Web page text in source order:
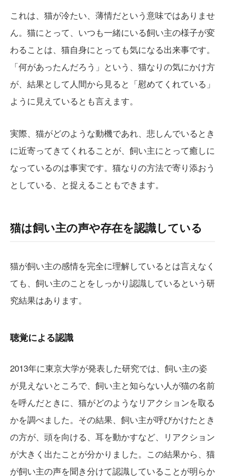
これは、猫が冷たい、薄情だという意味ではありませ
ん。猫にとって、いつも一緒にいる飼い主の様子が変
わることは、猫自身にとっても気になる出来事です。
「何があったんだろう」という、猫なりの気にかけ方
が、結果として人間から見ると「慰めてくれている」
ように見えているとも言えます。
実際、猫がどのような動機であれ、悲しんでいるとき
に近寄ってきてくれることが、飼い主にとって癒しに
なっているのは事実です。猫なりの方法で寄り添おう
としている、と捉えることもできます。
猫は飼い主の声や存在を認識している
猫が飼い主の感情を完全に理解しているとは言えなく
ても、飼い主のことをしっかり認識しているという研
究結果はあります。
聴覚による認識
2013年に東京大学が発表した研究では、飼い主の姿
が見えないところで、飼い主と知らない人が猫の名前
を呼んだときに、猫がどのようなリアクションを取る
かを調べました。その結果、飼い主が呼びかけたとき
の方が、頭を向ける、耳を動かすなど、リアクション
が大きく出たことが分かりました。この結果から、猫
が飼い主の声を聞き分けて認識していることが明らか